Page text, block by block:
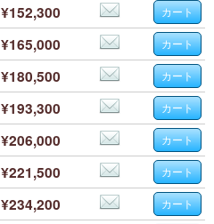
¥152,300
¥165,000
¥180,500
¥193,300
¥206,000
¥221,500
¥234,200